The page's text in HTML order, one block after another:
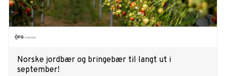
Norske jordbær og bringebær til langt ut i
september!